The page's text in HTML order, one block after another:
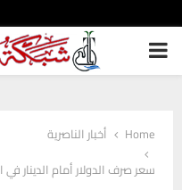
PRIMARY
Home
أخبار الناصرية
سعر صرف الدولار أمام الدينار في